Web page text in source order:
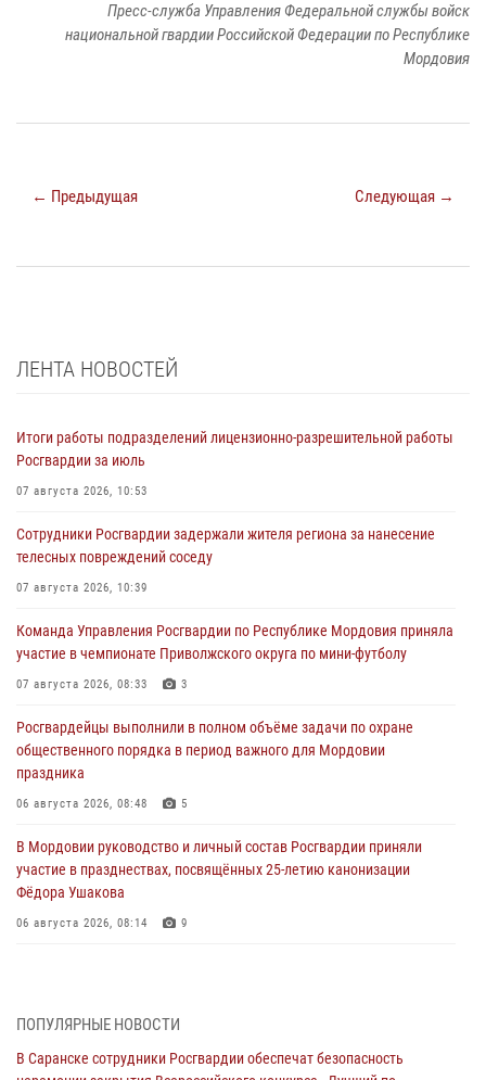
Пресс-служба Управления Федеральной службы войск
национальной гвардии Российской Федерации по Республике
Мордовия
← Предыдущая Следующая →
ЛЕНТА НОВОСТЕЙ
Итоги работы подразделений лицензионно-разрешительной работы
Росгвардии за июль
07 августа 2026, 10:53
Сотрудники Росгвардии задержали жителя региона за нанесение
телесных повреждений соседу
07 августа 2026, 10:39
Команда Управления Росгвардии по Республике Мордовия приняла
участие в чемпионате Приволжского округа по мини-футболу
07 августа 2026, 08:33 3
Росгвардейцы выполнили в полном объёме задачи по охране
общественного порядка в период важного для Мордовии
праздника
06 августа 2026, 08:48 5
В Мордовии руководство и личный состав Росгвардии приняли
участие в празднествах, посвящённых 25-летию канонизации
Фёдора Ушакова
06 августа 2026, 08:14 9
06 августа 2026, 07:03
В Саранске по обращению жителей правоохранители отреагировали
ПОПУЛЯРНЫЕ НОВОСТИ
В Саранске сотрудники Росгвардии обеспечат безопасность